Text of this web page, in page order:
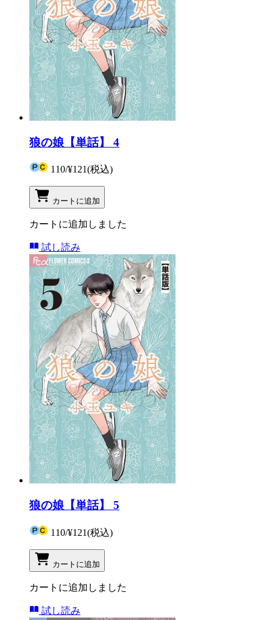
狼の娘【単話】 4
110/¥121(税込)
カートに追加
カートに追加しました
試し読み
狼の娘【単話】 5
110/¥121(税込)
カートに追加
カートに追加しました
試し読み